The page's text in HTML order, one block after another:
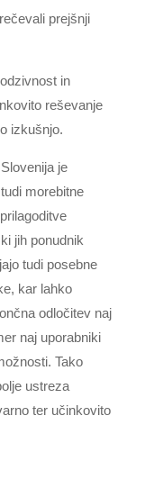
prejšnji
in
reševanje
izkušnjo.
je
morebitne
jih ponudnik
tudi posebne
kar lahko
odločitev naj
naj uporabniki
Tako
ustreza
ter učinkovito